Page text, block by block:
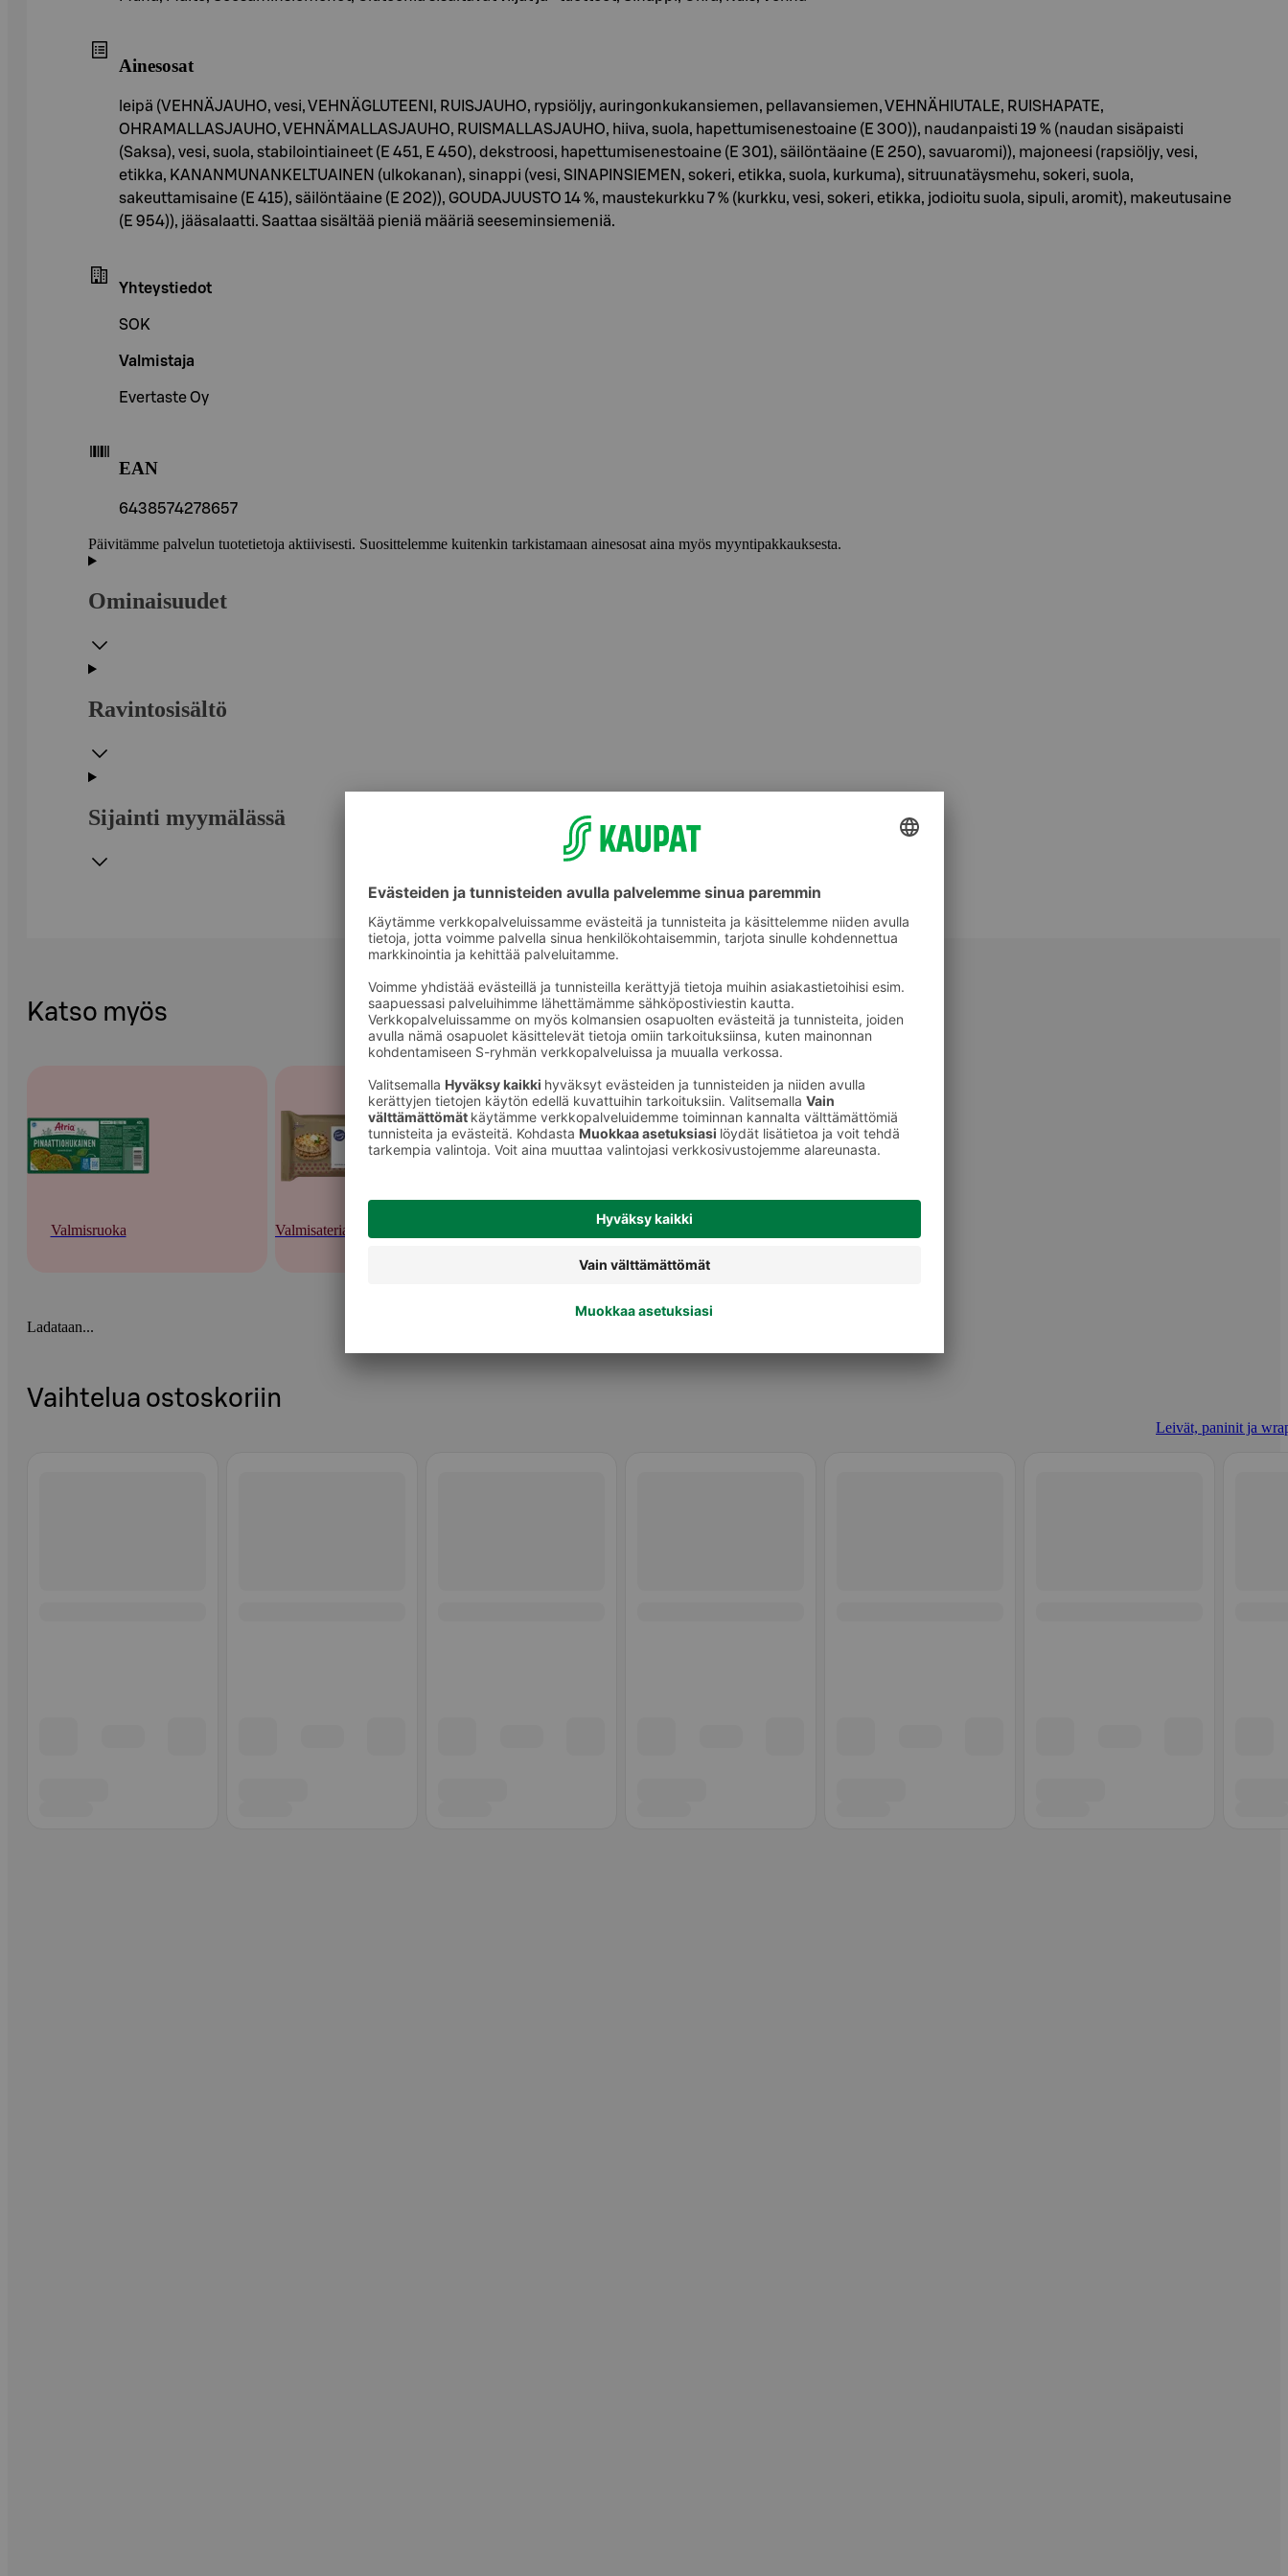
Ainesosat
leipä (VEHNÄJAUHO, vesi, VEHNÄGLUTEENI, RUISJAUHO, rypsiöljy, auringonkukansiemen, pellavansiemen, VEHNÄHIUTALE, RUISHAPATE,
OHRAMALLASJAUHO, VEHNÄMALLASJAUHO, RUISMALLASJAUHO, hiiva, suola, hapettumisenestoaine (E 300)), naudanpaisti 19 % (naudan sisäpaisti
(Saksa), vesi, suola, stabilointiaineet (E 451, E 450), dekstroosi, hapettumisenestoaine (E 301), säilöntäaine (E 250), savuaromi)), majoneesi (rapsiöljy, vesi,
etikka, KANANMUNANKELTUAINEN (ulkokanan), sinappi (vesi, SINAPINSIEMEN, sokeri, etikka, suola, kurkuma), sitruunatäysmehu, sokeri, suola,
sakeuttamisaine (E 415), säilöntäaine (E 202)), GOUDAJUUSTO 14 %, maustekurkku 7 % (kurkku, vesi, sokeri, etikka, jodioitu suola, sipuli, aromit), makeutusaine
(E 954)), jääsalaatti. Saattaa sisältää pieniä määriä seeseminsiemeniä.
Yhteystiedot
SOK
Valmistaja
Evertaste Oy
EAN
6438574278657
Päivitämme palvelun tuotetietoja aktiivisesti. Suosittelemme kuitenkin tarkistamaan ainesosat aina myös myyntipakkauksesta.
Ominaisuudet
Ravintosisältö
Sijainti myymälässä
Katso myös
Valmisruoka Valmisateriat ja -keitot Leivät, paninit ja wrapit
Ladataan...
Vaihtelua ostoskoriin
Leivät, paninit ja